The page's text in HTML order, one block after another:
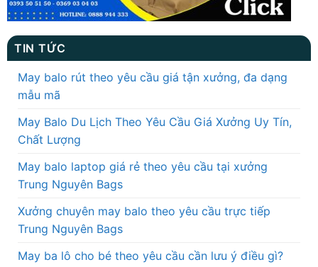
TIN TỨC
May balo rút theo yêu cầu giá tận xưởng, đa dạng
mẫu mã
May Balo Du Lịch Theo Yêu Cầu Giá Xưởng Uy Tín,
Chất Lượng
May balo laptop giá rẻ theo yêu cầu tại xưởng
Trung Nguyên Bags
Xưởng chuyên may balo theo yêu cầu trực tiếp
Trung Nguyên Bags
May ba lô cho bé theo yêu cầu cần lưu ý điều gì?